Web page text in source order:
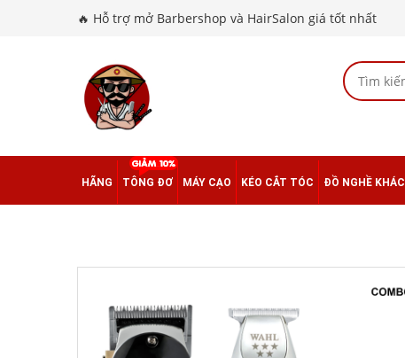
🔥 Hỗ trợ mở Barbershop và HairSalon giá tốt nhất
HÃNG TÔNG ĐƠ MÁY CẠO KÉO CẮT TÓC ĐỒ NGHỀ KHÁC